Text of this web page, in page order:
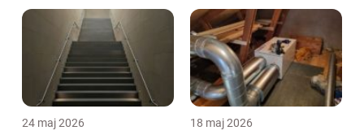
24 maj 2026 18 maj 2026